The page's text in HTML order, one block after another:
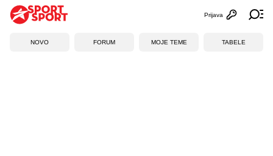
Otvori
Prijava
NOVO FORUM MOJE TEME TABELE